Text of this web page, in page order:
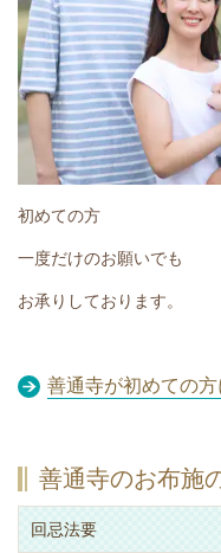
初めての方
一度だけのお願いでも
お承りしております。
善通寺が初めての
善通寺のお布施
回忌法要